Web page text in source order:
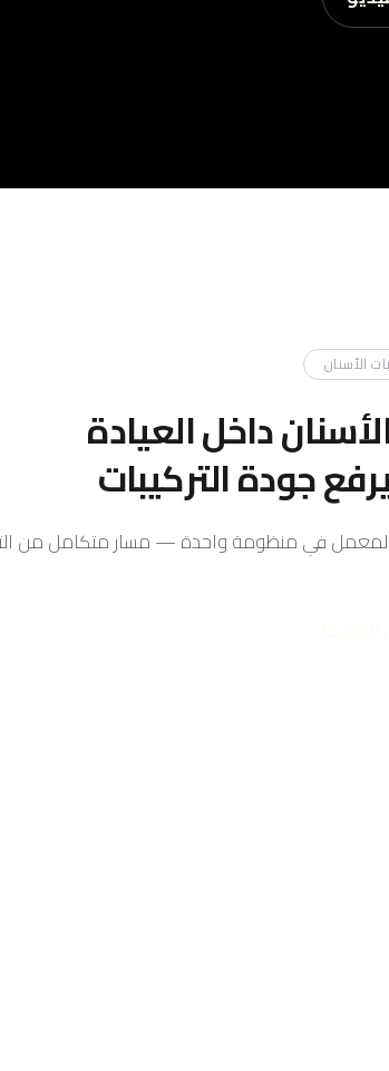
الأسنان
داخل العيادة
جودة التركيبات
في منظومة واحدة — مسار متكامل من